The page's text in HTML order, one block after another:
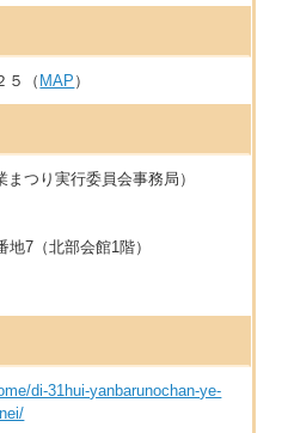
５（ MAP ）
つり実行委員会事務局）
7（北部会館1階）
di-31hui-yanbarunochan-ye-